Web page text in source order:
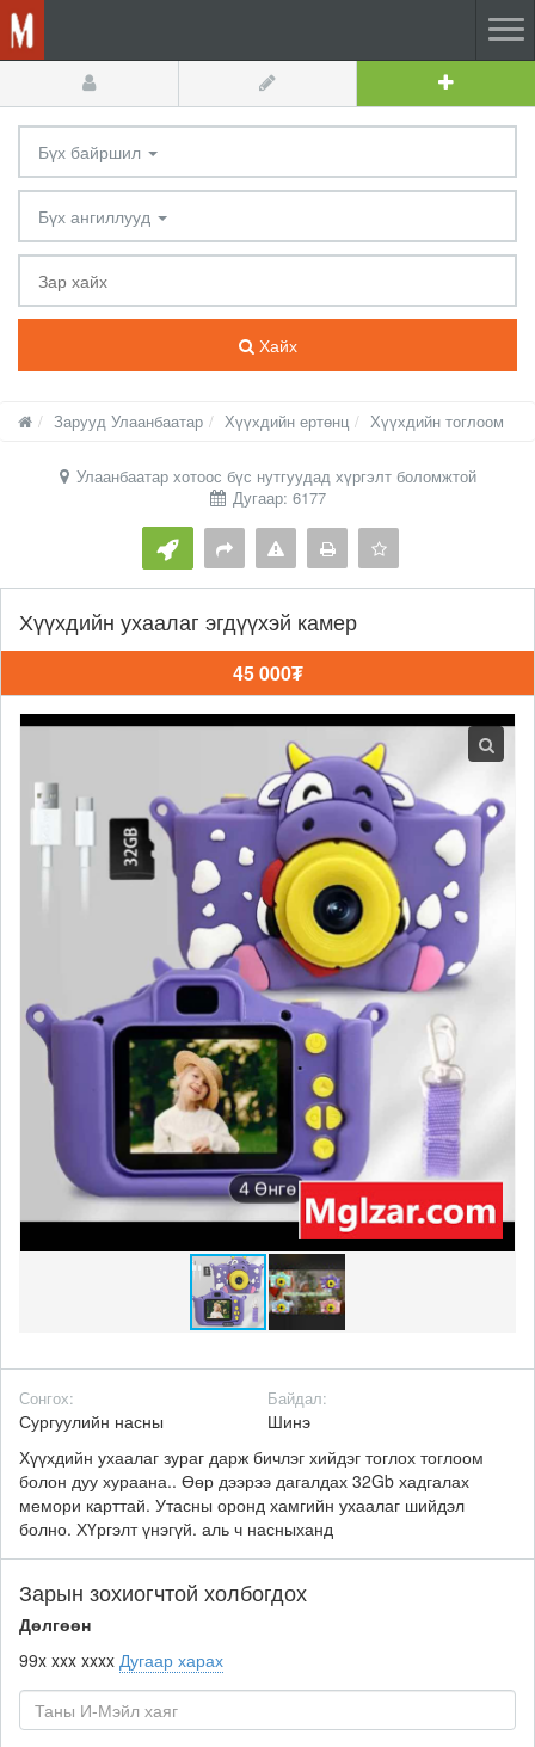
Бүх байршил
Бүх ангиллууд
Хайх
Зарууд Улаанбаатар Хүүхдийн ертөнц Хүүхдийн тоглоом
Улаанбаатар хотоос бүс нутгуудад хүргэлт боломжтой
Дугаар: 6177
Хүүхдийн ухаалаг эгдүүхэй камер
45 000₮
Сонгох:
Сургуулийн насны
Байдал:
Шинэ
Хүүхдийн ухаалаг зураг дарж бичлэг хийдэг тоглох тоглоом
болон дуу хураана.. Өөр дээрээ дагалдах 32Gb хадгалах
мемори карттай. Утасны оронд хамгийн ухаалаг шийдэл
болно. ХҮргэлт үнэгүй. аль ч насныханд
Зарын зохиогчтой холбогдох
Дөлгөөн
99x xxx xxxx Дугаар харах